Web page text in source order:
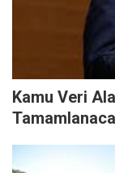
Kamu Veri